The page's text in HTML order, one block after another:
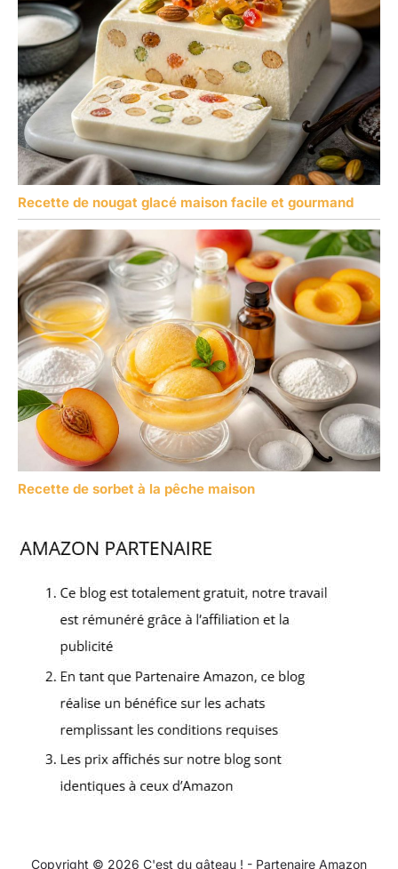
Recette de nougat glacé maison facile et gourmand
Recette de sorbet à la pêche maison
Copyright © 2026 C'est du gâteau ! - Partenaire Amazon